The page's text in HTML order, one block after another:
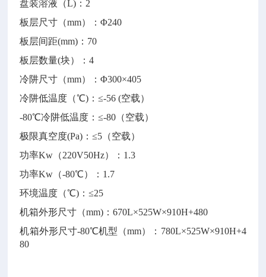
盘装溶液（L)：2
板层尺寸（mm）：Φ240
板层间距(mm)：70
板层数量(块）：4
冷阱尺寸（mm）：Φ300×405
冷阱低温度（℃) ：≤-56 (空载）
-80℃冷阱低温度 ：≤-80（空载）
极限真空度(Pa)：≤5（空载）
功率Kw（220V50Hz）
：1.3
功率Kw（-80℃）：1.7
环境温度（℃) ：≤25
机箱外形尺寸（mm)：670L×525W×910H+480
机箱外形尺寸-80℃机型（mm）：780L×525W×910H+4
80